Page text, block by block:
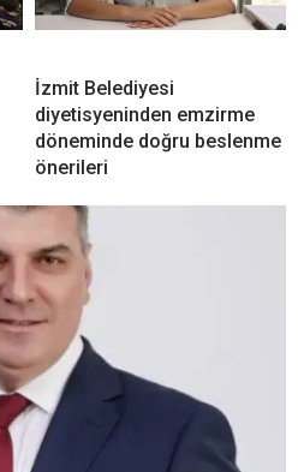
İzmit Belediyesi
diyetisyeninden emzirme
döneminde doğru beslenme
önerileri